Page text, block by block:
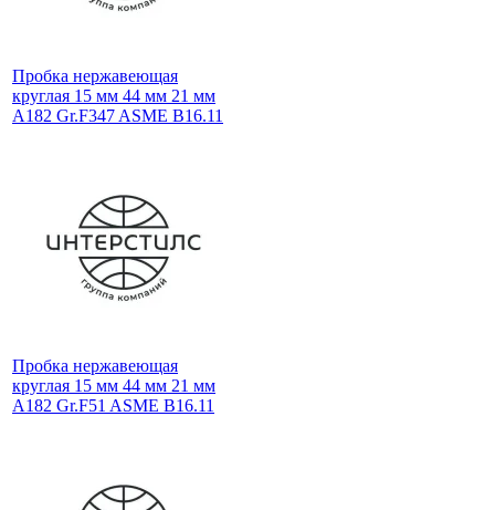
Пробка нержавеющая
круглая 15 мм 44 мм 21 мм
A182 Gr.F347 ASME B16.11
Пробка нержавеющая
круглая 15 мм 44 мм 21 мм
A182 Gr.F51 ASME B16.11